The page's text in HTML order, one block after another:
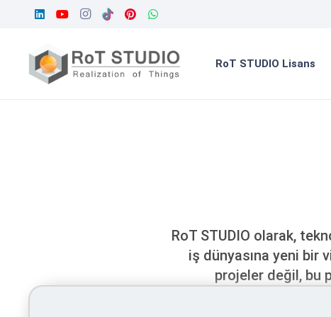
RoT STUDIO Lisans
RoT STUDIO olarak,
iş dünyasına yeni bir
projeler değil, bu